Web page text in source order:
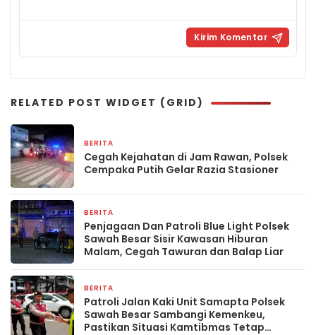
RELATED POST WIDGET (GRID)
BERITA
Cegah Kejahatan di Jam Rawan, Polsek
Cempaka Putih Gelar Razia Stasioner
BERITA
Penjagaan Dan Patroli Blue Light Polsek
Sawah Besar Sisir Kawasan Hiburan
Malam, Cegah Tawuran dan Balap Liar
BERITA
Patroli Jalan Kaki Unit Samapta Polsek
Sawah Besar Sambangi Kemenkeu,
Pastikan Situasi Kamtibmas Tetap